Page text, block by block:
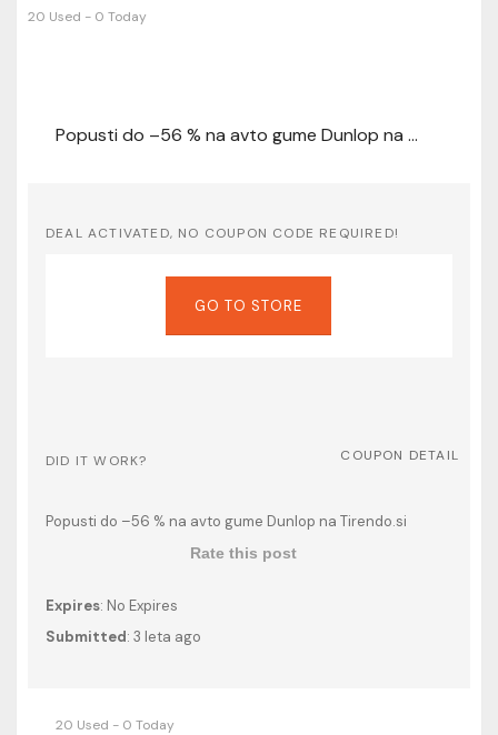
20 Used - 0 Today
Popusti do –56 % na avto gume Dunlop na Tirendo.si
DEAL ACTIVATED, NO COUPON CODE REQUIRED!
GO TO STORE
DID IT WORK? COUPON DETAIL
Popusti do –56 % na avto gume Dunlop na Tirendo.si
Rate this post
Expires: No Expires
Submitted: 3 leta ago
20 Used - 0 Today